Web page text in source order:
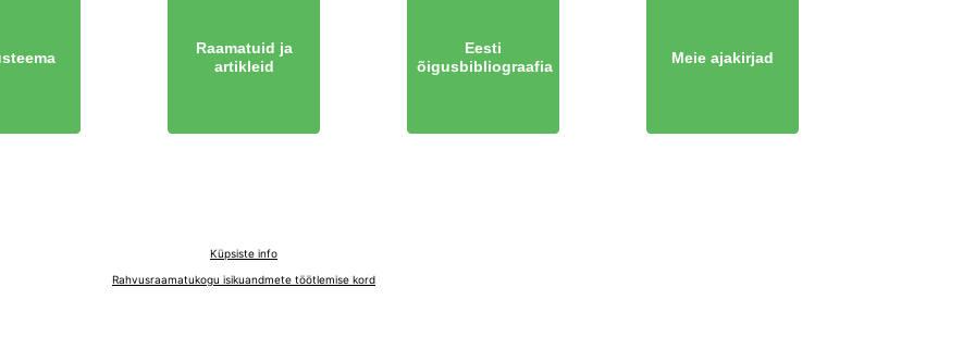
Raamatuid ja
artikleid
Eesti
õigusbibliograafia
Meie ajakirjad
Küpsiste info
Rahvusraamatukogu isikuandmete töötlemise kord